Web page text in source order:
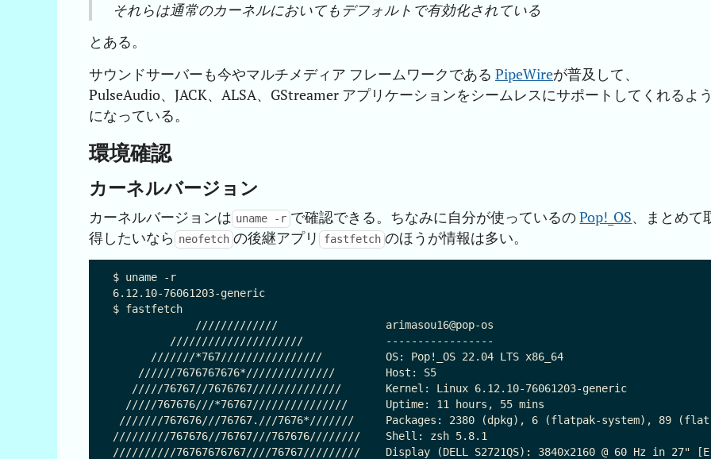
それらは通常のカーネルにおいてもデフォルトで有効化されている
とある。
サウンドサーバーも今やマルチメディア フレームワークである PipeWireが普及して、
PulseAudio、JACK、ALSA、GStreamer アプリケーションをシームレスにサポートしてくれるよう
になっている。
環境確認
カーネルバージョン
カーネルバージョンは uname -r で確認できる。ちなみに自分が使っているのPop!_OS、まとめて
得したいなら neofetch の後継アプリ fastfetch のほうが情報は多い。
$ uname -r
6.12.10-76061203-generic
$ fastfetch
             /////////////                 arimasou16@pop-os
         /////////////////////             -----------------
      ///////*767////////////////          OS: Pop!_OS 22.04 LTS x86_64
    //////7676767676*//////////////        Host: S5
   /////76767//7676767//////////////       Kernel: Linux 6.12.10-76061203-generic
  /////767676///*76767///////////////      Uptime: 11 hours, 55 mins
///////767676///76767.///7676*///////     Packages: 2380 (dpkg), 6 (flatpak-system), 89
/////////767676//76767///767676////////    Shell: zsh 5.8.1
//////////76767676767////76767/////////    Display (DELL S2721QS): 3840x2160 @ 60 Hz in 27"